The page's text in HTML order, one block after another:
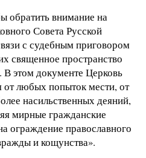
обратить внимание на
Совета Русской
с судебным приговором
священное пространство
этом документе Церковь
от любых попыток мести, от
насильственных деяний,
мирные гражданские
ограждение православного
и кощунства».